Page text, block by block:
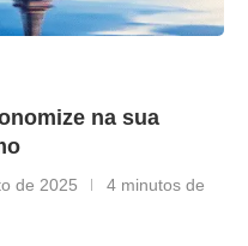
na sua
de 2025
4 minutos de